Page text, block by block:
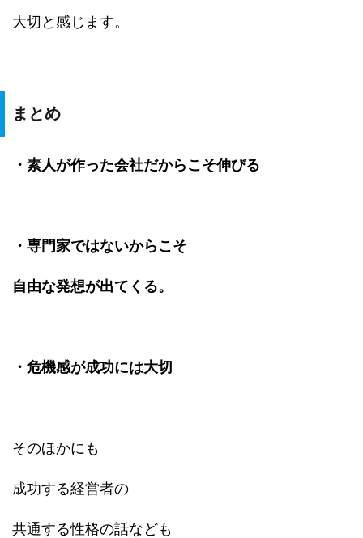
大切と感じます。
まとめ
・素人が作った会社だからこそ伸びる
・専門家ではないからこそ
自由な発想が出てくる。
・危機感が成功には大切
そのほかにも
成功する経営者の
共通する性格の話なども